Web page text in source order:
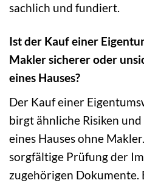
sachlich und fundiert.
Ist der Kauf einer
Makler sicherer oder
eines Hauses?
Der Kauf einer
birgt ähnliche Risiken
eines Hauses ohne
sorgfältige Prüfung der
zugehörigen Dokumente.